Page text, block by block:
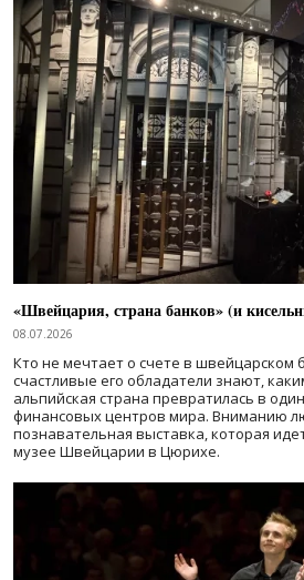
«Швейцария, страна банков» (и
08.07.2026
Кто не мечтает о счете в швейцарском
счастливые его обладатели знают,
альпийская страна превратилась в
финансовых центров мира. Вниманию
познавательная выставка, которая
музее Швейцарии в Цюрихе.